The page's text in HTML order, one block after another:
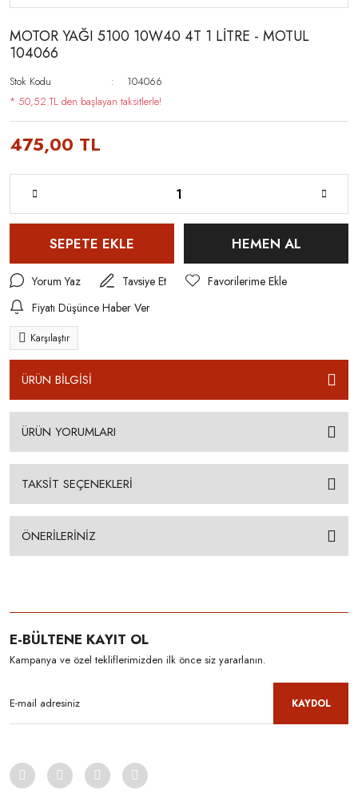
MOTOR YAĞI 5100 10W40 4T 1 LİTRE - MOTUL
104066
Stok Kodu
104066
* 50,52 TL den başlayan taksitlerle!
475,00 TL
SEPETE EKLE HEMEN AL
Yorum Yaz
Tavsiye Et
Fiyatı Düşünce Haber Ver
Karşılaştır
ÜRÜN BİLGİSİ
ÜRÜN YORUMLARI
TAKSİT SEÇENEKLERİ
ÖNERİLERİNİZ
E-BÜLTENE KAYIT OL
Kampanya ve özel tekliflerimizden ilk önce siz yararlanın.
KAYDOL